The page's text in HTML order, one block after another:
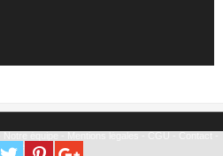
Partenariat